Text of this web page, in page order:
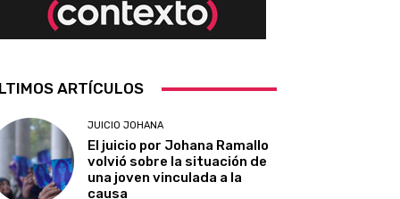
ARTÍCULOS
JUICIO JOHANA
El juicio por Johana Ramallo
volvió sobre la situación de
una joven vinculada a la
causa